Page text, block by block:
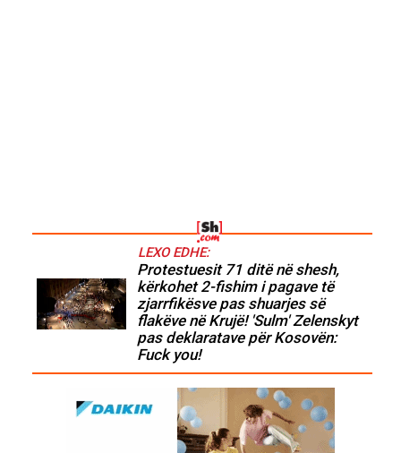
LEXO EDHE:
Protestuesit 71 ditë në shesh,
kërkohet 2-fishim i pagave të
zjarrfikësve pas shuarjes së
flakëve në Krujë! 'Sulm' Zelenskyt
pas deklaratave për Kosovën:
Fuck you!